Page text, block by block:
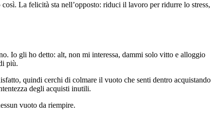
La felicità sta nell’opposto: riduci il lavoro per ridurre lo stress,
Io gli ho detto: alt, non mi interessa, dammi solo vitto e alloggio
più.
quindi cerchi di colmare il vuoto che senti dentro acquistando
degli acquisti inutili.
vuoto da riempire.